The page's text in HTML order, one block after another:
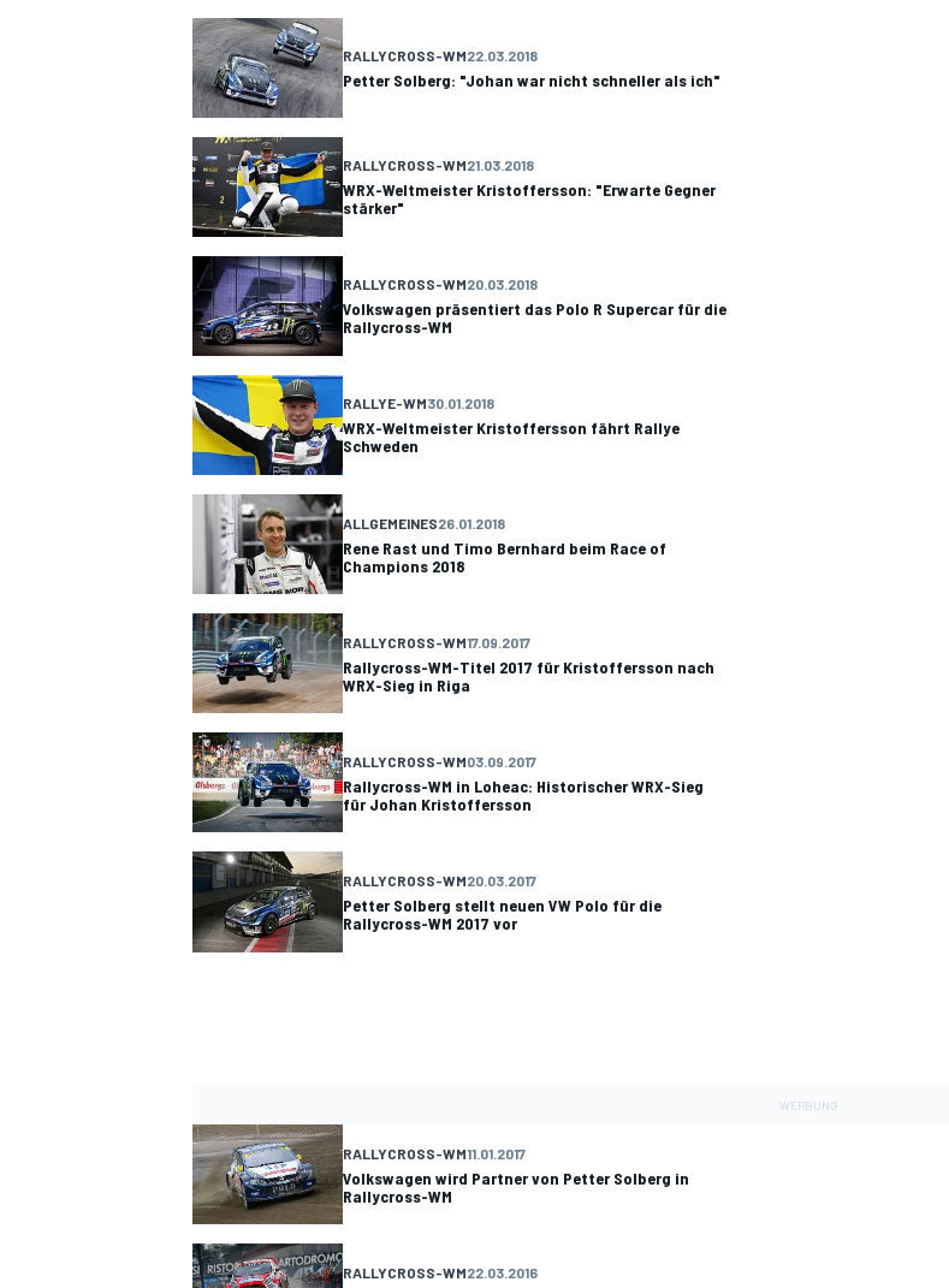
RALLYCROSS-WM22.03.2018
Petter Solberg: "Johan war nicht schneller als ich"
RALLYCROSS-WM21.03.2018
WRX-Weltmeister Kristoffersson: "Erwarte Gegner
stärker"
RALLYCROSS-WM20.03.2018
Volkswagen präsentiert das Polo R Supercar für die
Rallycross-WM
RALLYE-WM30.01.2018
WRX-Weltmeister Kristoffersson fährt Rallye
Schweden
ALLGEMEINES26.01.2018
Rene Rast und Timo Bernhard beim Race of
Champions 2018
RALLYCROSS-WM17.09.2017
Rallycross-WM-Titel 2017 für Kristoffersson nach
WRX-Sieg in Riga
RALLYCROSS-WM03.09.2017
Rallycross-WM in Loheac: Historischer WRX-Sieg
für Johan Kristoffersson
RALLYCROSS-WM20.03.2017
Petter Solberg stellt neuen VW Polo für die
Rallycross-WM 2017 vor
RALLYCROSS-WM11.01.2017
Volkswagen wird Partner von Petter Solberg in
Rallycross-WM
RALLYCROSS-WM22.03.2016